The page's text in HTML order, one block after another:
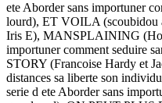
ete Aborder sans importuner
lourd), ET VOILA (scoubidou
Iris E), MANSPLAINING
importuner comment seduire
STORY (Francoise Hardy et
distances sa liberte son
serie d ete Aborder sans